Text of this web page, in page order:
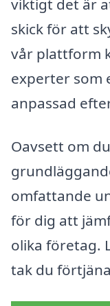
viktigt det är
skick för att
vår plattform
experter som
anpassad
Oavsett om
omfattande
för dig att
olika företag.
tak du